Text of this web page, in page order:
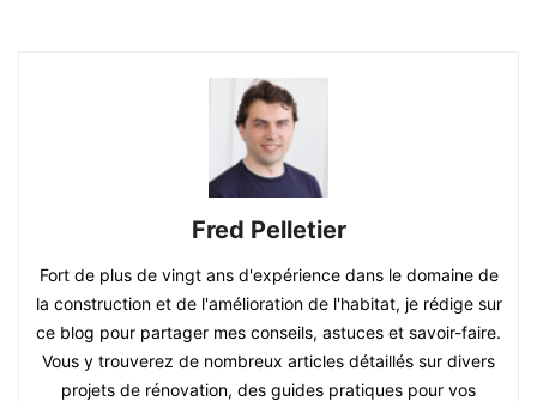
Fred Pelletier
Fort de plus de vingt ans d'expérience dans le domaine de
la construction et de l'amélioration de l'habitat, je rédige sur
ce blog pour partager mes conseils, astuces et savoir-faire.
Vous y trouverez de nombreux articles détaillés sur divers
projets de rénovation, des guides pratiques pour vos